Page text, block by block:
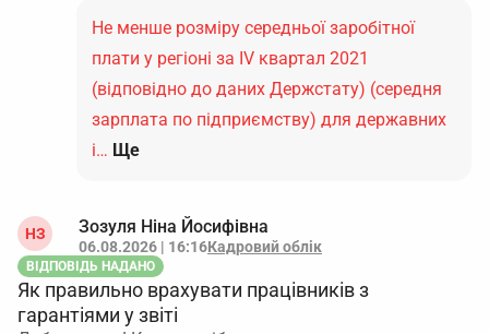
Не менше розміру середньої заробітної
плати у регіоні за IV квартал 2021
(відповідно до даних Держстату) (середня
зарплата по підприємству) для державних
і… Ще
НЗ Зозуля Ніна Йосифівна
06.08.2026 | 16:16Кадровий облік
ВІДПОВІДЬ НАДАНО
Як правильно врахувати працівників з
гарантіями у звіті